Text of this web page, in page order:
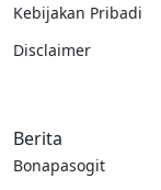
Kebijakan Pribadi
Disclaimer
Berita
Bonapasogit